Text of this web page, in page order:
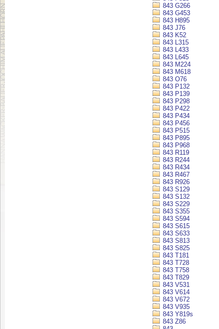
843 G266
843 G453
843 H895
843 J76
843 K52
843 L315
843 L433
843 L645
843 M224
843 M618
843 O76
843 P132
843 P139
843 P298
843 P422
843 P434
843 P456
843 P515
843 P895
843 P968
843 R119
843 R244
843 R434
843 R467
843 R926
843 S129
843 S132
843 S229
843 S355
843 S594
843 S615
843 S633
843 S813
843 S825
843 T181
843 T728
843 T758
843 T829
843 V531
843 V614
843 V672
843 V935
843 Y819s
843 Z86